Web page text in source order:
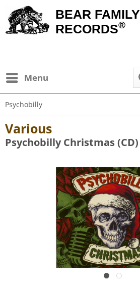
BEAR FAMILY
RECORDS®
Menu
Psychobilly
Various
Psychobilly Christmas (CD)